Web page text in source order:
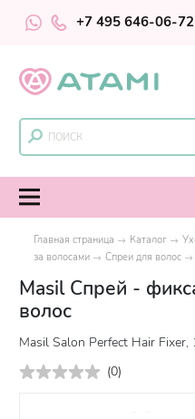
+7 495 646-06-72
Главная страница Каталог
за волосами
Спреи для волос
Masil Спрей -
волос
Masil Salon Perfect Hair Fixer,
(0)